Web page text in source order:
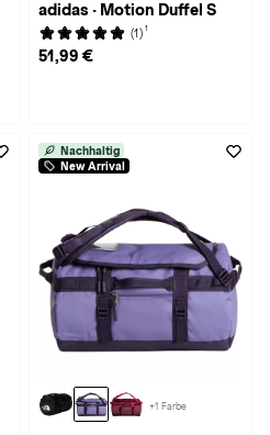
adidas · Motion Duffel S
(1) 1
51,99 €
Nachhaltig
New Arrival
+1 Farbe